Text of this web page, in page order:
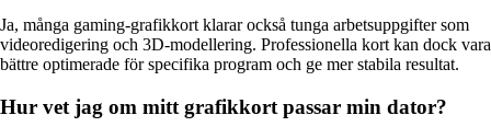
Ja, många gaming-grafikkort klarar också tunga arbetsuppgifter som
videoredigering och 3D-modellering. Professionella kort kan dock vara
bättre optimerade för specifika program och ge mer stabila resultat.
Hur vet jag om mitt grafikkort passar min dator?